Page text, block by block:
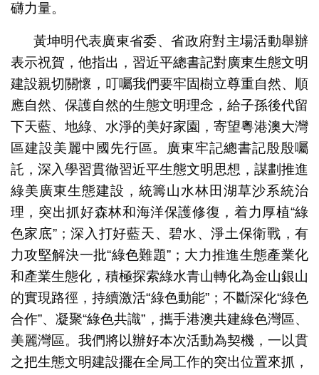
礴力量。
黃坤明代表廣東省委、省政府對主場活動舉辦
表示祝賀，他指出，習近平總書記對廣東生態文明
建設親切關懷，叮囑我們要牢固樹立尊重自然、順
應自然、保護自然的生態文明理念，給子孫後代留
下天藍、地綠、水淨的美好家園，寄望粵港澳大灣
區建設美麗中國先行區。廣東牢記總書記殷殷囑
託，深入學習貫徹習近平生態文明思想，謀劃推進
綠美廣東生態建設，統籌山水林田湖草沙系統治
理，突出抓好森林和海洋保護修復，着力厚植“綠
色家底”；深入打好藍天、碧水、淨土保衛戰，有
力攻堅解決一批“綠色難題”；大力推進生態產業化
和產業生態化，積極探索綠水青山轉化為金山銀山
的實現路徑，持續激活“綠色動能”；不斷深化“綠色
合作”、凝聚“綠色共識”，攜手港澳共建綠色灣區、
美麗灣區。我們將以辦好本次活動為契機，一以貫
之把生態文明建設擺在全局工作的突出位置來抓，